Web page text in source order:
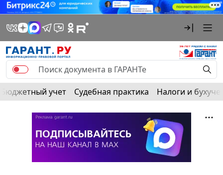
Бюджетный учет Судебная практика Налоги и